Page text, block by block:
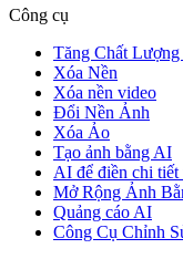
Công cụ
Tăng Chất
Xóa Nền
Xóa nền video
Đổi Nền Ảnh
Xóa Ảo
Tạo ảnh bằng AI
AI để điền chi tiết
Mở Rộng Ảnh
Quảng cáo AI
Công Cụ Chỉnh